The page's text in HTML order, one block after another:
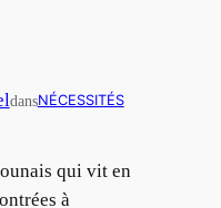
dansNÉCESSITÉS
qui vit en
à